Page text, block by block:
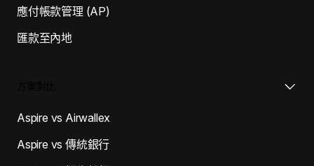
應付帳款管理 (AP)
匯款至內地
Aspire vs Airwallex
Aspire vs 傳統銀行